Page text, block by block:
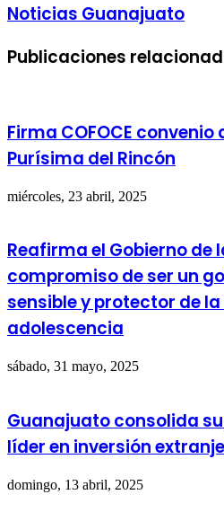
Noticias Guanajuato
Publicaciones
Firma COFOCE
Purísima del Rincón
miércoles, 23 abril, 2025
Reafirma el Gobierno de
compromiso de ser un
sensible y protector de
adolescencia
sábado, 31 mayo, 2025
Guanajuato consolida
líder en inversión
domingo, 13 abril, 2025